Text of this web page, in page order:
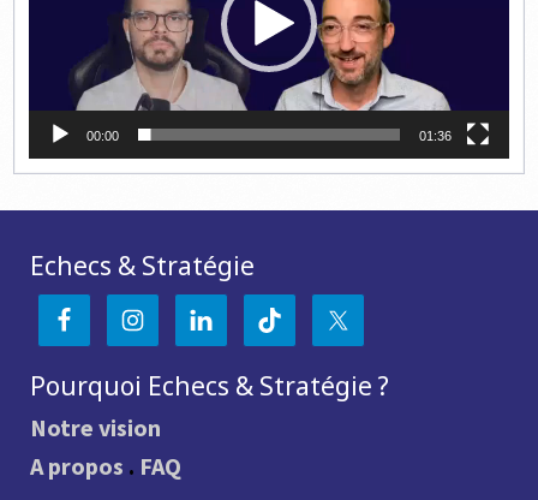
00:00 01:36
Echecs & Stratégie
Pourquoi Echecs & Stratégie ?
Notre vision
A propos . FAQ